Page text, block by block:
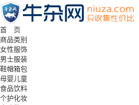
首 页
商品类别
女性服饰
男士服装
鞋帽箱包
母婴儿童
食品饮料
个护化妆